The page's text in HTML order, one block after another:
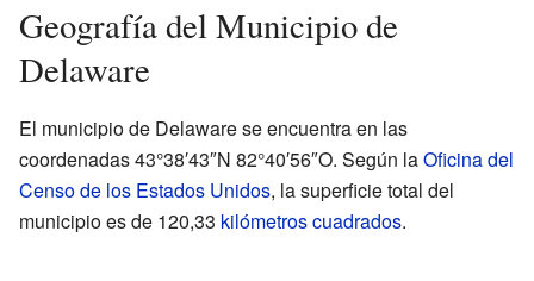
Geografía del Municipio de
Delaware
El municipio de Delaware se encuentra en las
coordenadas 43°38′43″N 82°40′56″O. Según laOficina del
Censo de los Estados Unidos, la superficie total del
municipio es de 120,33 kilómetros cuadrados.